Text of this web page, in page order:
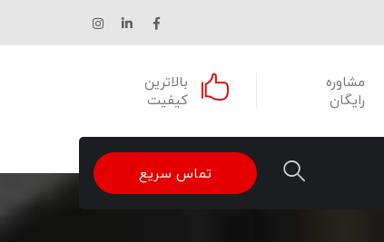
فیسبوک
مشخصات
لینکدین
مشخصات
اینستاگرام
مشخصات
مشاوره
رایگان
بالاترین
کیفیت
تماس سریع